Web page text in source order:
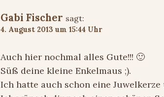
Gabi Fischer sagt:
4. August 2013 um 15:44 Uhr
Auch hier nochmal alles Gute!!! 🙂
Süß deine kleine Enkelmaus ;).
Ich hatte auch schon eine